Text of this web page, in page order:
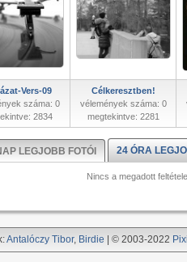
Vers-09
száma: 0
2834
Célkeresztben!
vélemények száma: 0
megtekintve: 2281
LEGJOBB FOTÓI 24 ÓRA
Nincs a megadott
Antalóczy Tibor, Birdie | © 2003-2022